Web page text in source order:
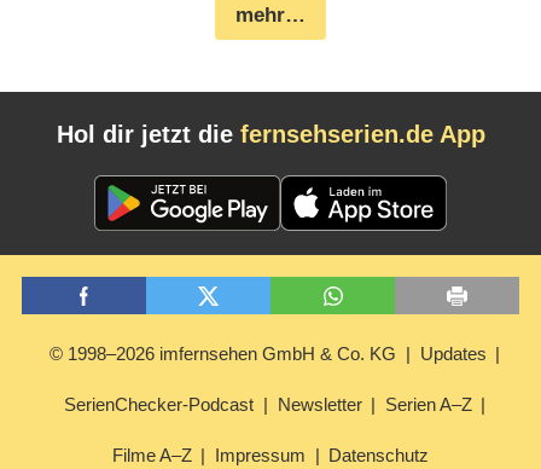
mehr…
Hol dir jetzt die fernsehserien.de App
© 1998–2026 imfernsehen GmbH & Co. KG Updates
SerienChecker-Podcast Newsletter Serien A–Z
Filme A–Z Impressum Datenschutz